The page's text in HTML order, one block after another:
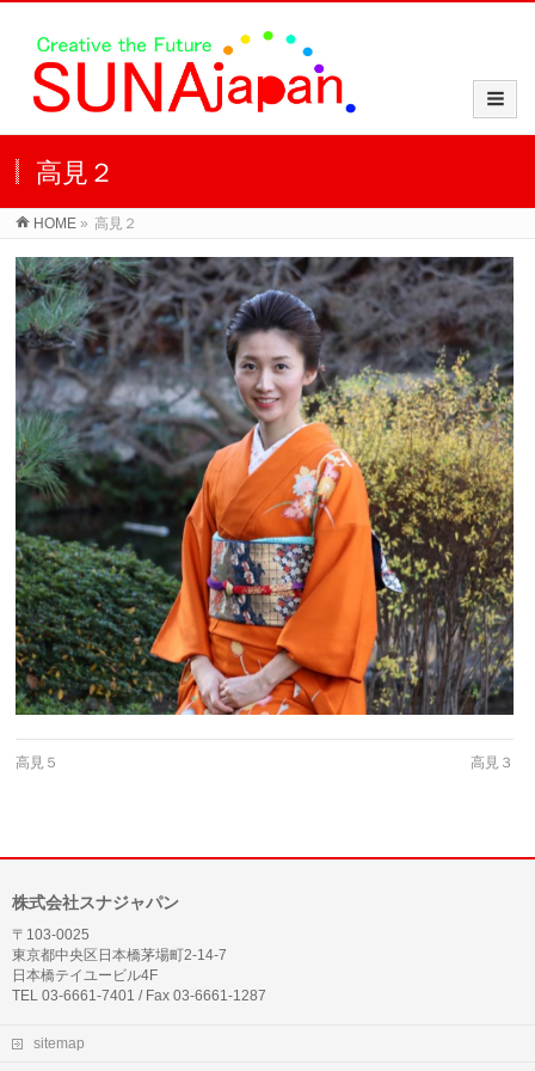
高見２
HOME » 高見２
高見５ 高見３
株式会社スナジャパン
〒103-0025
東京都中央区日本橋茅場町2-14-7
日本橋テイユービル4F
TEL 03-6661-7401 / Fax 03-6661-1287
sitemap